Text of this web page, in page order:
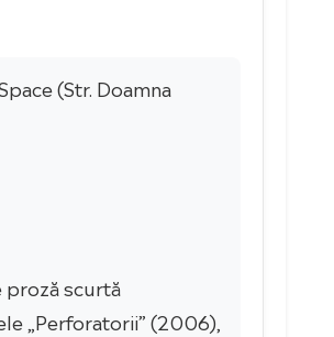
(Str. Doamna
proză scurtă
„Perforatorii” (2006),